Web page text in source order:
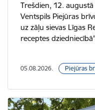
Trešdien, 12.
Ventspils Piejūras
uz zāļu sievas Līgas
receptes
05.08.2026. Piejūras